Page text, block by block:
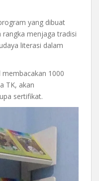
yang dibuat
menjaga tradisi
literasi dalam
1000
TK, akan
sertifikat.